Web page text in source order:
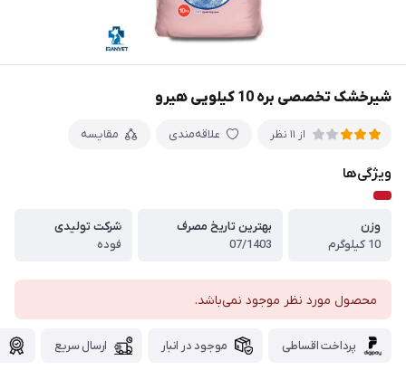
شیرخشک تخصصی بره 10 کیلویی هیرو
از 11 نظر علاقه‌مندی مقایسه
ویژگی‌ها
وزن
10 کیلوگرم
بهترین تاریخ مصرف
07/1403
شرکت تولیدی
فوده
محصول مورد نظر موجود نمی‌باشد.
پرداخت اقساطی موجود در انبار ارسال سریع